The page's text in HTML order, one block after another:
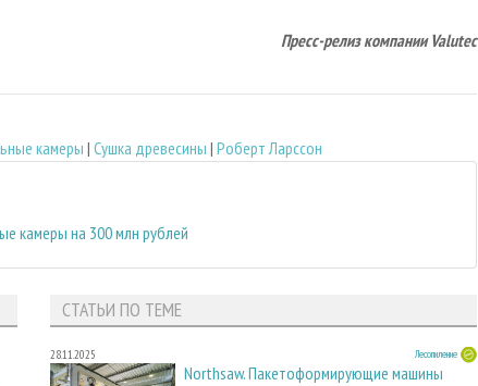
Пресс-релиз компании Valutec
камеры | Сушка древесины | Роберт Ларссон
камеры на 300 млн рублей
СТАТЬИ ПО ТЕМЕ
28.11.2025 Лесопиление
Northsaw. Пакетоформирующие машины